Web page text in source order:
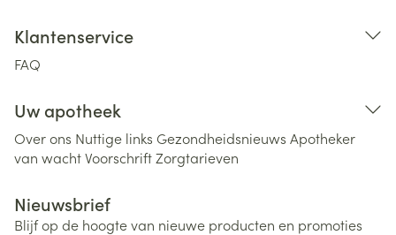
Klantenservice
FAQ
Uw apotheek
Over ons Nuttige links Gezondheidsnieuws Apotheker
van wachtVoorschriftZorgtarieven
Nieuwsbrief
Blijf op de hoogte van nieuwe producten en promoties